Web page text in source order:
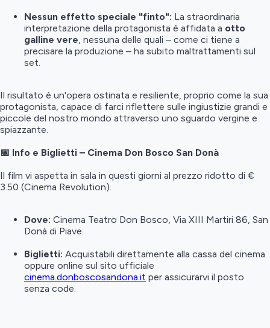
Nessun effetto speciale "finto": La straordinaria
interpretazione della protagonista è affidata a otto
galline vere, nessuna delle quali – come ci tiene a
precisare la produzione – ha subito maltrattamenti sul
set.
Il risultato è un'opera ostinata e resiliente, proprio come la sua
protagonista, capace di farci riflettere sulle ingiustizie grandi e
piccole del nostro mondo attraverso uno sguardo vergine e
spiazzante.
📅 Info e Biglietti – Cinema Don Bosco San Donà
Il film vi aspetta in sala in questi giorni al prezzo ridotto di €
3.50 (Cinema Revolution).
Dove: Cinema Teatro Don Bosco, Via XIII Martiri 86, San
Donà di Piave.
Biglietti: Acquistabili direttamente alla cassa del cinema
oppure online sul sito ufficiale
cinema.donboscosandona.it per assicurarvi il posto
senza code.